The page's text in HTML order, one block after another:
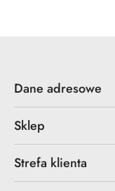
Dane adresowe
Sklep
Strefa klienta